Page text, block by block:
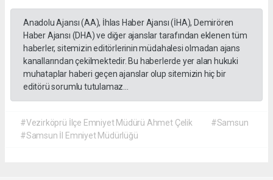
Anadolu Ajansı (AA), İhlas Haber Ajansı (İHA), Demirören
Haber Ajansı (DHA) ve diğer ajanslar tarafından eklenen tüm
haberler, sitemizin editörlerinin müdahalesi olmadan ajans
kanallarından çekilmektedir. Bu haberlerde yer alan hukuki
muhataplar haberi geçen ajanslar olup sitemizin hiç bir
editörü sorumlu tutulamaz...
#Vezirköprü İlçe Emniyet Müdürü Ahmet Çelik
#Samsun
#Samsun İl Emniyet Müdürlüğü